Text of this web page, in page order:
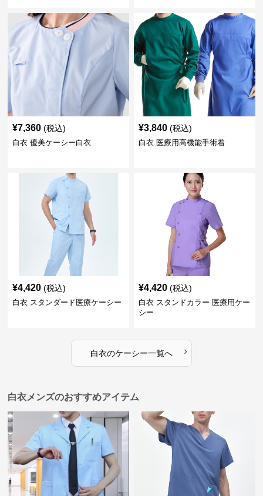
¥7,360 (税込)
白衣 優美ケーシー白衣
¥3,840 (税込)
白衣 医療用高機能手術着
¥4,420 (税込)
白衣 スタンダード医療ケーシー
¥4,420 (税込)
白衣 スタンドカラー 医療用ケー
シー
白衣のケーシー一覧へ ›
白衣メンズのおすすめアイテム